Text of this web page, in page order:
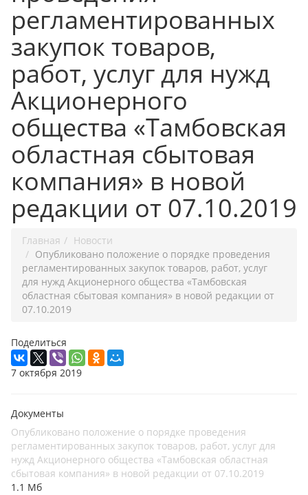
регламентированных
закупок товаров,
работ, услуг для нужд
Акционерного
общества «Тамбовская
областная сбытовая
компания» в новой
редакции от 07.10.2019
Главная
Новости
Опубликовано положение о порядке проведения
регламентированных закупок товаров, работ, услуг
для нужд Акционерного общества «Тамбовская
областная сбытовая компания» в новой редакции от
07.10.2019
Поделиться
7 октября 2019
Документы
Опубликовано положение о порядке проведения
регламентированных закупок товаров, работ, услуг для
нужд Акционерного общества «Тамбовская областная
сбытовая компания» в новой редакции от 07.10.2019
1.1 Мб